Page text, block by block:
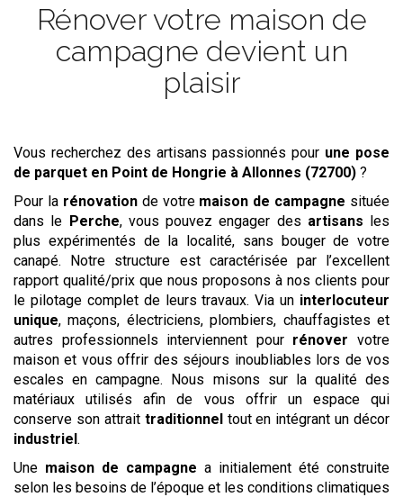
Rénover votre maison de
campagne devient un
plaisir
Vous recherchez des artisans passionnés pour une pose
de parquet en Point de Hongrie à Allonnes (72700) ?
Pour la rénovationde votre maison de campagne située
dans le Perche, vous pouvez engager des artisans les
plus expérimentés de la localité, sans bouger de votre
canapé. Notre structure est caractérisée par l’excellent
rapport qualité/prix que nous proposons à nos clients pour
le pilotage complet de leurs travaux. Via un interlocuteur
unique, maçons, électriciens, plombiers, chauffagistes et
autres professionnels interviennent pour rénover votre
maison et vous offrir des séjours inoubliables lors de vos
escales en campagne. Nous misons sur la qualité des
matériaux utilisés afin de vous offrir un espace qui
conserve son attrait traditionneltout en intégrant un décor
industriel.
Une maison de campagne a initialement été construite
selon les besoins de l’époque et les conditions climatiques